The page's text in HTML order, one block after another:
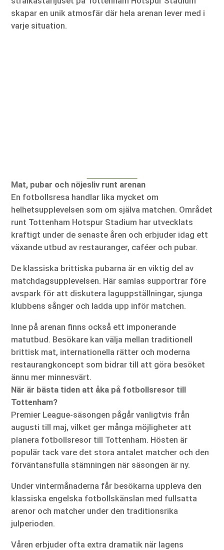
skapar en unik atmosfär där hela arenan lever med i
varje situation.
Mat, pubar och nöjesliv runt arenan
En fotbollsresa handlar lika mycket om
helhetsupplevelsen som om själva matchen. Området
runt Tottenham Hotspur Stadium har utvecklats
kraftigt under de senaste åren och erbjuder idag ett
växande utbud av restauranger, caféer och pubar.
De klassiska brittiska pubarna är en viktig del av
matchdagsupplevelsen. Här samlas supportrar före
avspark för att diskutera laguppställningar, sjunga
klubbens sånger och ladda upp inför matchen.
Inne på arenan finns också ett imponerande
matutbud. Besökare kan välja mellan traditionell
brittisk mat, internationella rätter och moderna
restaurangkoncept som bidrar till att göra besöket
ännu mer minnesvärt.
När är bästa tiden att åka på fotbollsresor till
Tottenham?
Premier League-säsongen pågår vanligtvis från
augusti till maj, vilket ger många möjligheter att
planera fotbollsresor till Tottenham. Hösten är
populär tack vare det stora antalet matcher och den
förväntansfulla stämningen när säsongen är ny.
Under vintermånaderna får besökarna uppleva den
klassiska engelska fotbollskänslan med fullsatta
arenor och matcher under den traditionsrika
julperioden.
Våren erbjuder ofta extra dramatik när lagens